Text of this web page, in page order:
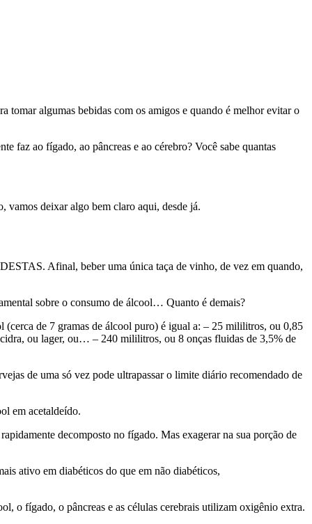
tomar algumas bebidas com os amigos e quando é melhor evitar o
faz ao fígado, ao pâncreas e ao cérebro? Você sabe quantas
vamos deixar algo bem claro aqui, desde já.
Afinal, beber uma única taça de vinho, de vez em quando,
sobre o consumo de álcool… Quanto é demais?
de 7 gramas de álcool puro) é igual a: – 25 mililitros, ou 0,85
ou lager, ou… – 240 mililitros, ou 8 onças fluidas de 3,5% de
de uma só vez pode ultrapassar o limite diário recomendado de
em acetaldeído.
decomposto no fígado. Mas exagerar na sua porção de
ativo em diabéticos do que em não diabéticos,
o fígado, o pâncreas e as células cerebrais utilizam oxigênio extra.